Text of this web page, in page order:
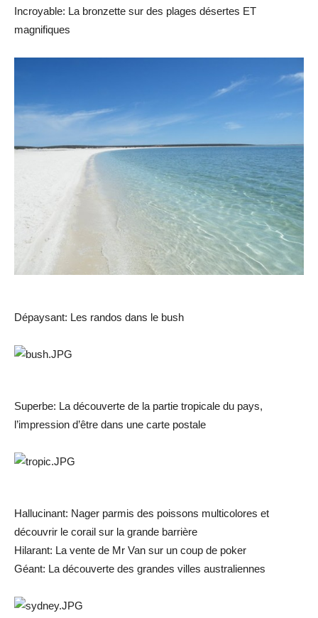
Incroyable: La bronzette sur des plages désertes ET
magnifiques
Dépaysant: Les randos dans le bush
Superbe: La découverte de la partie tropicale du pays,
l’impression d’être dans une carte postale
Hallucinant: Nager parmis des poissons multicolores et
découvrir le corail sur la grande barrière
Hilarant: La vente de Mr Van sur un coup de poker
Géant: La découverte des grandes villes australiennes